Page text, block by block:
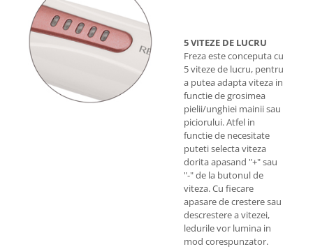
5 VITEZE DE LUCRU
Freza este conceputa cu
5 viteze de lucru, pentru
a putea adapta viteza in
functie de grosimea
pielii/unghiei mainii sau
piciorului. Atfel in
functie de necesitate
puteti selecta viteza
dorita apasand "+" sau
"-" de la butonul de
viteza. Cu fiecare
apasare de crestere sau
descrestere a vitezei,
ledurile vor lumina in
mod corespunzator.